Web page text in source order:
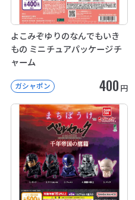
よこみぞゆりのなんでもいき
もの ミニチュアパッケージチ
ャーム
ガシャポン 400 円